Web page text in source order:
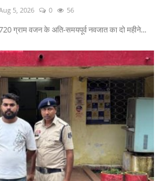
5, 2026 0 56
ग्राम वजन के अति-समयपूर्व नवजात का दो महीने...